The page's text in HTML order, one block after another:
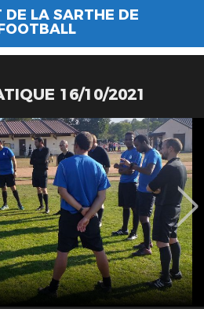
DE LA SARTHE DE
16/10/2021